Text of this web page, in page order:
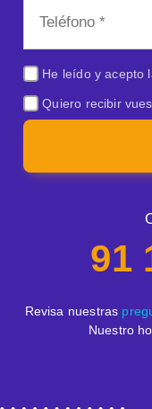
He leído y acepto
Quiero recibir
91
Revisa nuestras
Nuestro